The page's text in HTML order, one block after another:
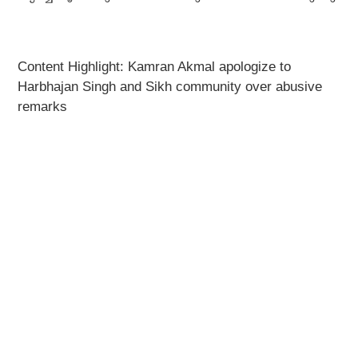
Content Highlight: Kamran Akmal apologize to
Harbhajan Singh and Sikh community over abusive
remarks